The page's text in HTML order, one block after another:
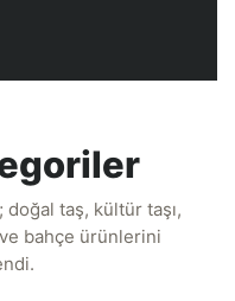
taş, kültür taşı,
bahçe ürünlerini